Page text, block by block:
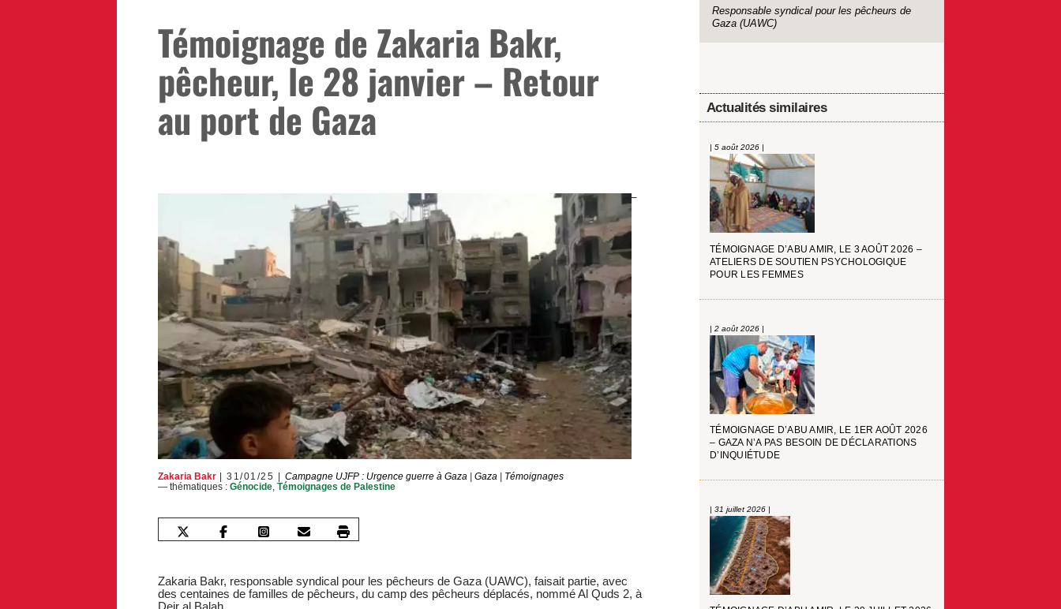
Témoignage de Zakaria Bakr,
pêcheur, le 28 janvier – Retour
au port de Gaza
Zakaria Bakr 31/01/25 Campagne UJFP : Urgence guerre à Gaza Gaza
Témoignages
— thématiques : Génocide, Témoignages de Palestine
Zakaria Bakr, responsable syndical pour les pêcheurs de Gaza (UAWC), faisait partie, avec
des centaines de familles de pêcheurs, du camp des pêcheurs déplacés, nommé Al Quds 2, à
Responsable syndical pour les pêcheurs de
Gaza (UAWC)
Actualités similaires
| 5 août 2026 |
TÉMOIGNAGE D’ABU AMIR, LE 3 AOÛT 2026 –
ATELIERS DE SOUTIEN PSYCHOLOGIQUE
POUR LES FEMMES
| 2 août 2026 |
TÉMOIGNAGE D’ABU AMIR, LE 1ER AOÛT 2026
– GAZA N’A PAS BESOIN DE DÉCLARATIONS
D’INQUIÉTUDE
| 31 juillet 2026 |